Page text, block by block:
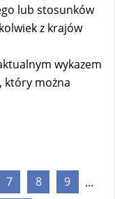
lub stosunków
z krajów
wykazem
który można
7 8 9
…